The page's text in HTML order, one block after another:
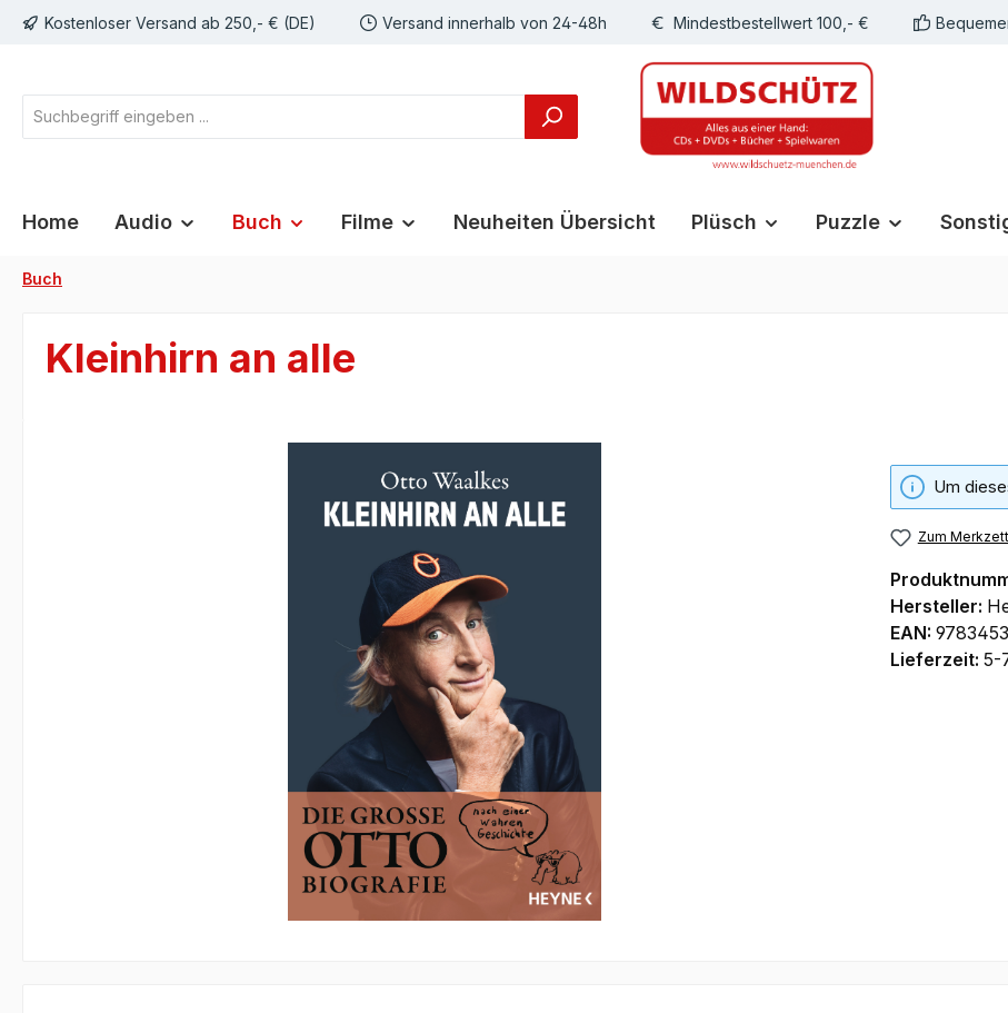
Zur Hauptnavigation springen
Kostenloser Versand ab 250,- € (DE) Versand innerhalb von 24-48h Mindestbestellwert 100,- €
Home Audio Buch Filme Neuheiten Übersicht Plüsch Puzzle
Buch
Kleinhirn an alle
Um
Zum
Hersteller:
EAN:
Lieferzeit: 5-